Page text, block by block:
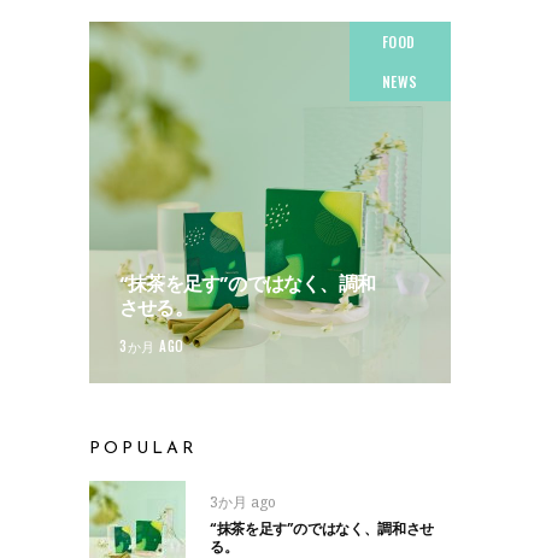
FOOD
NEWS
“抹茶を足す”のではなく、調和
させる。
3か月 AGO
POPULAR
3か月 ago
“抹茶を足す”のではなく、調和させ
る。